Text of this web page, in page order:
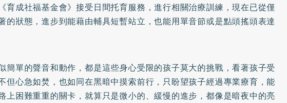
育成社福基金會》接受日間托育服務，進行相關治療訓練，現在已從僅
的狀態，進步到能藉由輔具短暫站立，也能用單音節或是點頭搖頭表達
簡單的聲音和動作，都是這些身心受限的孩子莫大的挑戰，看著孩子受
但心急如焚，也如同在黑暗中摸索前行，只盼望孩子經過專業療育，能
上困難重重的關卡，就算只是微小的、緩慢的進步，都像是暗夜中的亮